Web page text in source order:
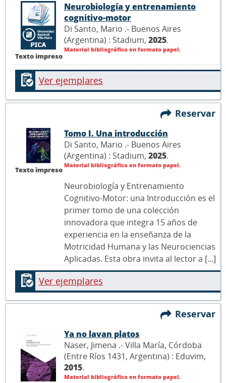
Texto impreso
Neurobiología y entrenamiento
cognitivo-motor
Di Santo, Mario .- Buenos Aires
(Argentina) : Stadium, 2025.
Material bibliográfico en formato papel.
Ver ejemplares
Reservar
Texto impreso
Tomo I. Una introducción
Di Santo, Mario .- Buenos Aires
(Argentina) : Stadium, 2025.
Material bibliográfico en formato papel.
Neurobiología y Entrenamiento
Cognitivo-Motor: una Introducción es el
primer tomo de una colección
innovadora que integra 15 años de
experiencia en la enseñanza de la
Motricidad Humana y las Neurociencias
Aplicadas. Esta obra invita al lector a [...]
Ver ejemplares
Reservar
Ya no lavan platos
Naser, Jimena .- Villa María, Córdoba
(Entre Ríos 1431, Argentina) : Eduvim,
2015.
Material bibliográfico en formato papel.